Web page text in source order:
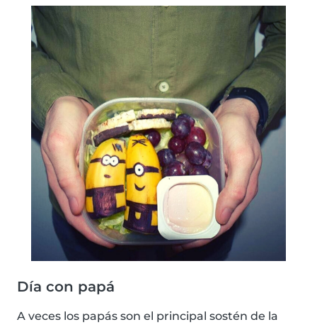
Día con papá
A veces los papás son el principal sostén de la